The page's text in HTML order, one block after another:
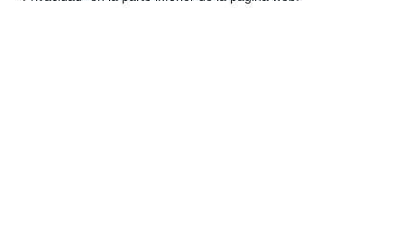
Mijas 3.40TV ofrece hoy un